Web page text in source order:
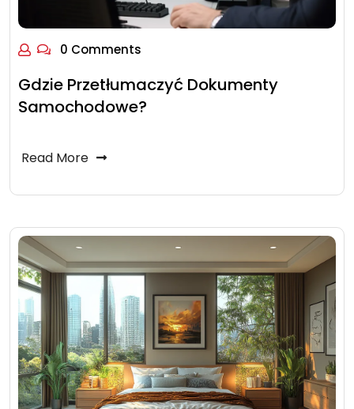
0 Comments
Gdzie Przetłumaczyć Dokumenty
Samochodowe?
Read More